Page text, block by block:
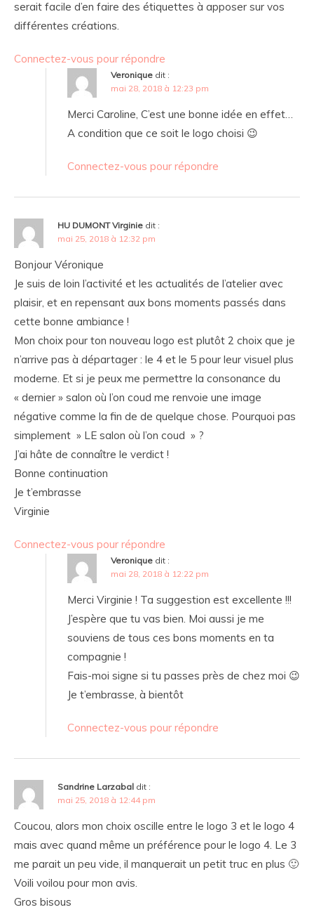
serait facile d’en faire des étiquettes à apposer sur vos
différentes créations.
Connectez-vous pour répondre
Veronique dit :
mai 28, 2018 à 12:23 pm
Merci Caroline, C’est une bonne idée en effet…
A condition que ce soit le logo choisi 😉
Connectez-vous pour répondre
HU DUMONT Virginie dit :
mai 25, 2018 à 12:32 pm
Bonjour Véronique
Je suis de loin l’activité et les actualités de l’atelier avec
plaisir, et en repensant aux bons moments passés dans
cette bonne ambiance !
Mon choix pour ton nouveau logo est plutôt 2 choix que je
n’arrive pas à départager : le 4 et le 5 pour leur visuel plus
moderne. Et si je peux me permettre la consonance du
« dernier » salon où l’on coud me renvoie une image
négative comme la fin de de quelque chose. Pourquoi pas
simplement » LE salon où l’on coud » ?
J’ai hâte de connaître le verdict !
Bonne continuation
Je t’embrasse
Virginie
Connectez-vous pour répondre
Veronique dit :
mai 28, 2018 à 12:22 pm
Merci Virginie ! Ta suggestion est excellente !!!
J’espère que tu vas bien. Moi aussi je me
souviens de tous ces bons moments en ta
compagnie !
Fais-moi signe si tu passes près de chez moi 😉
Je t’embrasse, à bientôt
Connectez-vous pour répondre
Sandrine Larzabal dit :
mai 25, 2018 à 12:44 pm
Coucou, alors mon choix oscille entre le logo 3 et le logo 4
mais avec quand même un préférence pour le logo 4. Le 3
me parait un peu vide, il manquerait un petit truc en plus 🙂
Voili voilou pour mon avis.
Gros bisous